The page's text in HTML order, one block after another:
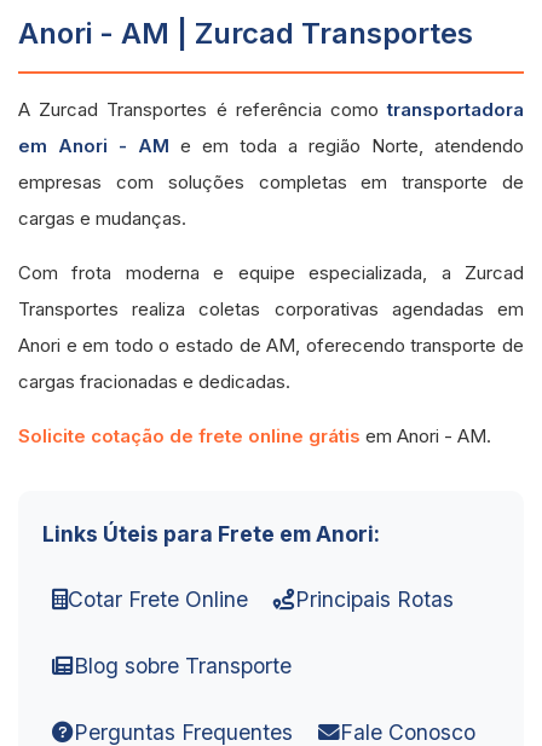
Anori - AM | Zurcad Transportes
A Zurcad Transportes é referência comotransportadora
em Anori - AM e em toda a região Norte, atendendo
empresas com soluções completas em transporte de
cargas e mudanças.
Com frota moderna e equipe especializada, a Zurcad
Transportes realiza coletas corporativas agendadas em
Anori e em todo o estado de AM, oferecendo transporte de
cargas fracionadas e dedicadas.
Solicite cotação de frete online grátis em Anori - AM.
Links Úteis para Frete em Anori:
Cotar Frete Online Principais Rotas
Blog sobre Transporte
Perguntas Frequentes Fale Conosco